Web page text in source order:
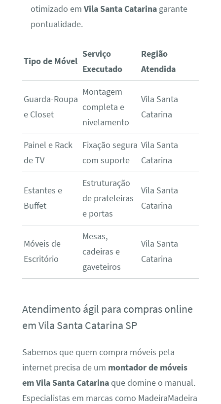
otimizado em Vila Santa Catarinagarante
pontualidade.
Tipo de Móvel
Serviço
Executado
Região
Atendida
Guarda-Roupa
e Closet
Montagem
completa e
nivelamento
Vila Santa
Catarina
Painel e Rack
de TV
Fixação segura
com suporte
Vila Santa
Catarina
Estantes e
Buffet
Estruturação
de prateleiras
e portas
Vila Santa
Catarina
Móveis de
Escritório
Mesas,
cadeiras e
gaveteiros
Vila Santa
Catarina
Atendimento ágil para compras online
em Vila Santa Catarina SP
Sabemos que quem compra móveis pela
internet precisa de um montador de móveis
em Vila Santa Catarinaque domine o manual.
Especialistas em marcas como MadeiraMadeira